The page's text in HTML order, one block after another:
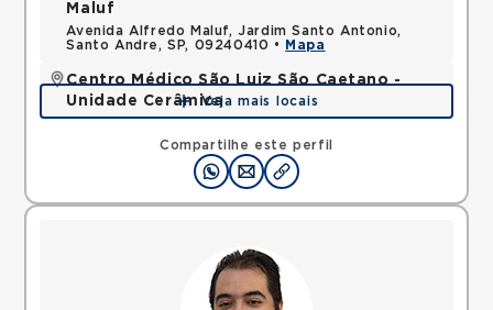
Compartilhe este perfil
Maluf
Avenida Alfredo Maluf, Jardim Santo Antonio,
Santo Andre, SP, 09240410 •
Mapa
Centro Médico São Luiz São Caetano -
Unidade Cerâmica
Alameda Caulim, Ceramica, Sao Caetano do Sul,
SP, 09531195 •
Veja mais locais